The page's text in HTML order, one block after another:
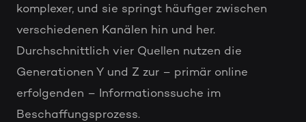
komplexer, und sie springt häufiger zwischen
verschiedenen Kanälen hin und her.
Durchschnittlich vier Quellen nutzen die
Generationen Y und Z zur – primär online
erfolgenden – Informationssuche im
Beschaffungsprozess.